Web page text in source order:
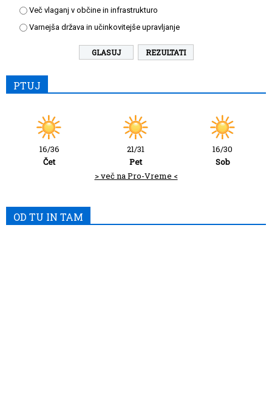
Več vlaganj v občine in infrastrukturo
Varnejša država in učinkovitejše upravljanje
REZULTATI
PTUJ
16/36
Čet
21/31
Pet
16/30
Sob
> več na Pro-Vreme <
OD TU IN TAM